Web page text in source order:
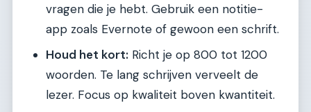
vragen die je hebt. Gebruik een notitie-
app zoals Evernote of gewoon een schrift.
Houd het kort: Richt je op 800 tot 1200
woorden. Te lang schrijven verveelt de
lezer. Focus op kwaliteit boven kwantiteit.